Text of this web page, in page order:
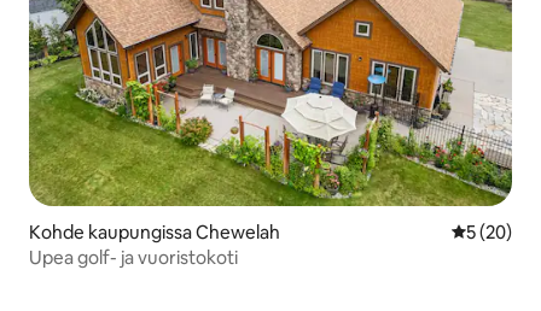
Kohde kaupungissa Chewelah
5 (20)
Upea golf- ja vuoristokoti